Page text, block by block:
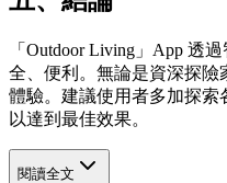
「Outdoor Living」App 透
全、便利。無論是資深探
體驗。建議使用者多加探索
以達到最佳效果。
閱讀全文